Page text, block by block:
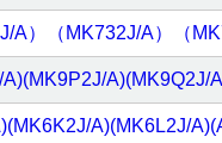
A）（MK732J/A）（
A)(MK9Q2J/
A)(MK6L2J/